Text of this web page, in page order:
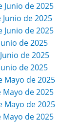
Junio de 2025
de 2025
Junio de 2025
de 2025
de 2025
de 2025
Mayo de 2025
de 2025
Mayo de 2025
de 2025